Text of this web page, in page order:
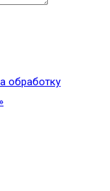
обработку